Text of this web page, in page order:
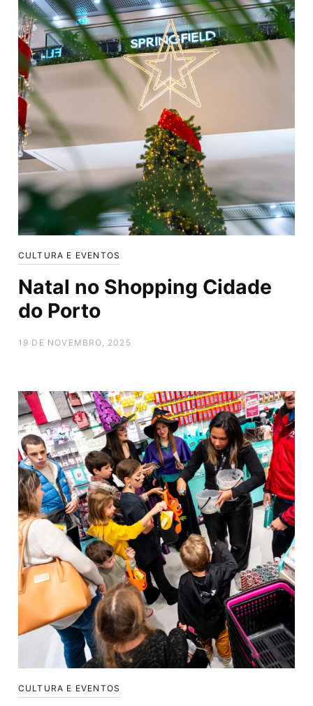
CULTURA E EVENTOS
Natal no Shopping Cidade
do Porto
19 DE NOVEMBRO, 2025
CULTURA E EVENTOS